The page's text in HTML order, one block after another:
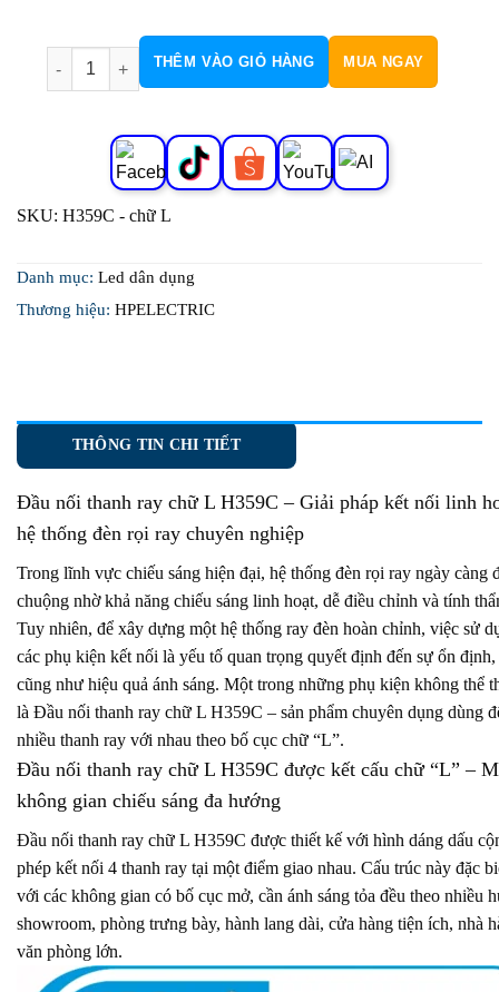
Đầu nối thanh ray chữ L H359C số lượng
THÊM VÀO GIỎ HÀNG MUA NGAY
SKU: H359C - chữ L
Danh mục: Led dân dụng
Thương hiệu: HPELECTRIC
THÔNG TIN CHI TIẾT
Đầu nối thanh ray chữ L H359C – Giải pháp kết nối linh
hệ thống đèn rọi ray chuyên nghiệp
Trong lĩnh vực chiếu sáng hiện đại, hệ thống đèn rọi ray ngày càng
chuộng nhờ khả năng chiếu sáng linh hoạt, dễ điều chỉnh và tính
Tuy nhiên, để xây dựng một hệ thống ray đèn hoàn chỉnh, việc sử
các phụ kiện kết nối là yếu tố quan trọng quyết định đến sự ổn định,
cũng như hiệu quả ánh sáng. Một trong những phụ kiện không thể
là Đầu nối thanh ray chữ L H359C – sản phẩm chuyên dụng dùng
nhiều thanh ray với nhau theo bố cục chữ “L”.
Đầu nối thanh ray chữ L H359C được kết cấu chữ “L” –
không gian chiếu sáng đa hướng
Đầu nối thanh ray chữ L H359C được thiết kế với hình dáng dấu
phép kết nối 4 thanh ray tại một điểm giao nhau. Cấu trúc này đặc
với các không gian có bố cục mở, cần ánh sáng tỏa đều theo nhiều
showroom, phòng trưng bày, hành lang dài, cửa hàng tiện ích, nhà
văn phòng lớn.